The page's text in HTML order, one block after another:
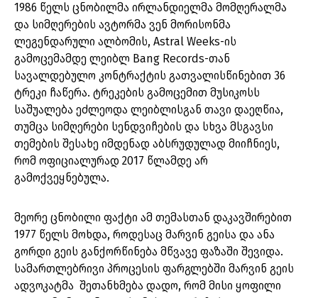
1986 წელს ცნობილმა ირლანდიელმა მომღერალმა
და სიმღერების ავტორმა ვენ მორისონმა
ლეგენდარული ალბომის, Astral Weeks-ის
გამოცემამდე ლეიბლ Bang Records-თან
სავალდებულო კონტრაქტის გათვალისწინებით 36
ტრეკი ჩაწერა. ტრეკების გამოცემით მუსიკოსს
საშუალება ეძლეოდა ლეიბლისგან თავი დაეღწია,
თუმცა სიმღერები სენდვიჩების და სხვა მსგავსი
თემების შესახე იმდენად აბსრუდულად მიიჩნიეს,
რომ ოფიციალურად 2017 წლამდე არ
გამოქვეყნებულა.
მეორე ცნობილი ფაქტი ამ თემასთან დაკავშირებით
1977 წელს მოხდა, როდესაც მარვინ გეისა და ანა
გორდი გეის განქორწინება მწვავე ფაზაში შევიდა.
სამართლებრივი პროცესის ფარგლებში მარვინ გეის
ადვოკატმა შეთანხმება დადო, რომ მისი ყოფილი